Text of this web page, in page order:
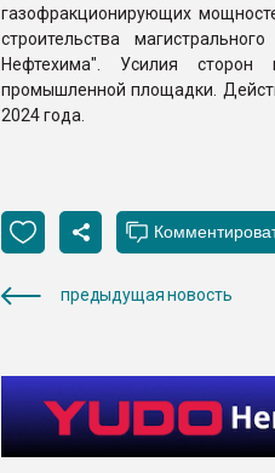
газофракционирующих
строительства
Нефтехима". Усилия сторон
промышленной площадки.
2024 года.
предыдущая новость